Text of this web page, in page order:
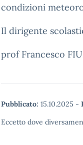
condizioni
Il dirigente
prof Francesco
Pubblicato: 15.10.2025 -
Eccetto dove